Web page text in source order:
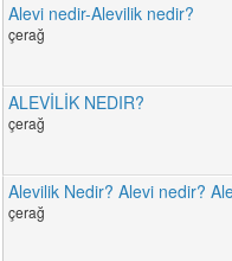
Alevi nedir-Alevilik nedir?
çerağ
ALEVİLİK NEDIR?
çerağ
Alevilik Nedir? Alevi nedir?
çerağ